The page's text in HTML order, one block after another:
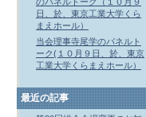
日、於、東京工業大学くら
まえホール）
当会理事寺尾学のパネルト
ーク(１０月９日、於、東京
工業大学くらまえホール）
最近の記事